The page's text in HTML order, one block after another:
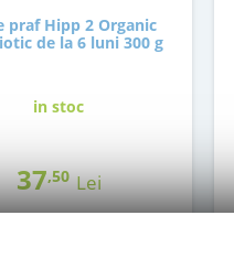
praf Hipp 2 Organic
de la 6 luni 300 g
in stoc
37,50 Lei